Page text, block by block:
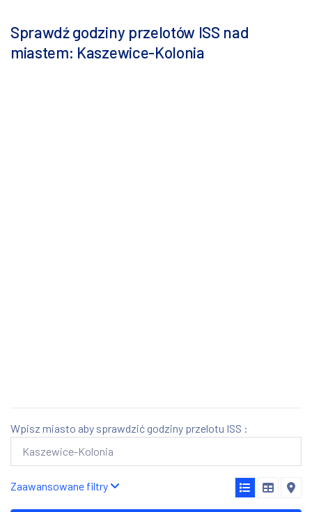
Sprawdź godziny przelotów ISS nad
miastem: Kaszewice-Kolonia
Wpisz miasto aby sprawdzić godziny przelotu ISS :
Zaawansowane filtry